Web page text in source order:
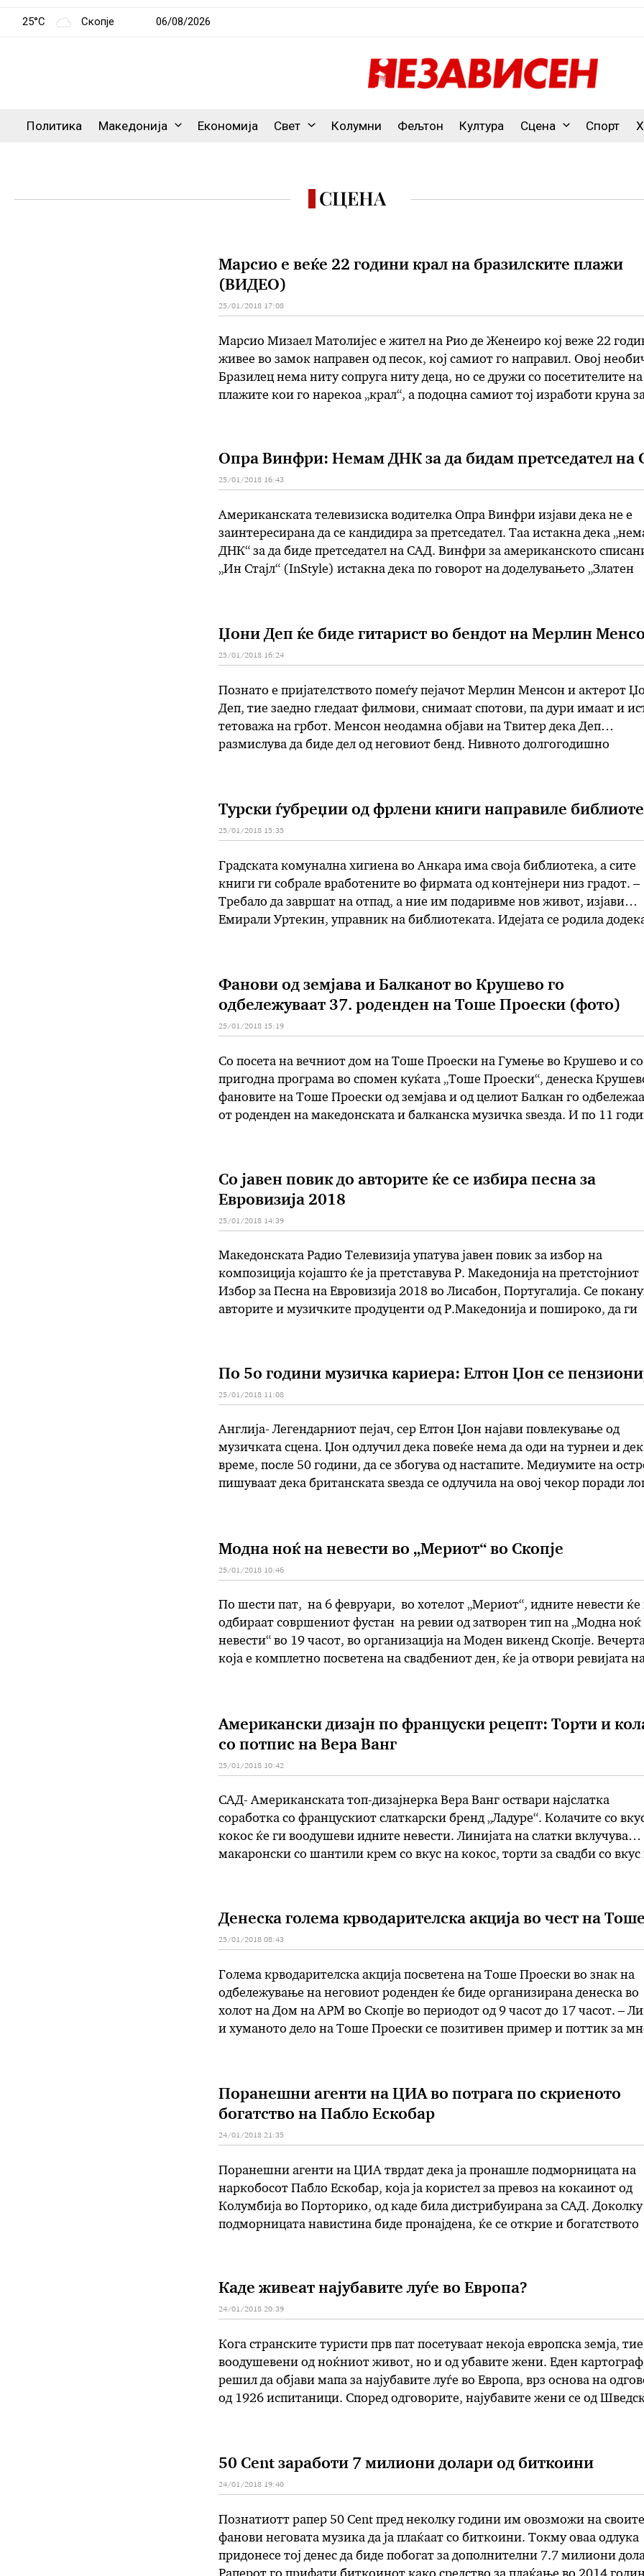
25°C Скопје 06/08/2026
Политика Македонија Економија Свет Колумни Фељтон Култура Сцена Спорт
СЦЕНА
Марсио е веќе 22 години крал на бразилските плажи
(ВИДЕО)
25/01/2018 17:08
Марсио Мизаел Матолијес е жител на Рио де Женеиро кој веже 22
живее во замок направен од песок, кој самиот го направил. Овој
Бразилец нема ниту сопруга ниту деца, но се дружи со посетителите на
плажите кои го нарекоа „крал“, а подоцна самиот тој изработи круна
Опра Винфри: Немам ДНК за да бидам претседател на
25/01/2018 16:43
Американската телевизиска водителка Опра Винфри изјави дека не е
заинтересирана да се кандидира за претседател. Таа истакна дека
ДНК“ за да биде претседател на САД. Винфри за американското
„Ин Стајл“ (InStyle) истакна дека по говорот на доделувањето „Златен
Џони Деп ќе биде гитарист во бендот на Мерлин
25/01/2018 16:24
Познато е пријателството помеѓу пејачот Мерлин Менсон и актерот
Деп, тие заедно гледаат филмови, снимаат спотови, па дури имаат и
тетоважа на грбот. Менсон неодамна објави на Твитер дека Деп
размислува да биде дел од неговиот бенд. Нивното долгогодишно
Турски ѓубреџии од фрлени книги направиле
25/01/2018 15:35
Градската комунална хигиена во Анкара има своја библиотека, а сите
книги ги собрале вработените во фирмата од контејнери низ градот. –
Требало да завршат на отпад, а ние им подаривме нов живот, изјави
Емирали Уртекин, управник на библиотеката. Идејата се родила
Фанови од земјава и Балканот во Крушево го
одбележуваат 37. роденден на Тоше Проески (фото)
25/01/2018 15:19
Со посета на вечниот дом на Тоше Проески на Гумење во Крушево и со
пригодна програма во спомен куќата „Тоше Проески“, денеска
фановите на Тоше Проески од земјава и од целиот Балкан го
от роденден на македонската и балканска музичка ѕвезда. И по 11
Со јавен повик до авторите ќе се избира песна за
Евровизија 2018
25/01/2018 14:39
Македонската Радио Телевизија упатува јавен повик за избор на
композиција којашто ќе ја претставува Р. Македонија на претстојниот
Избор за Песна на Евровизија 2018 во Лисабон, Португалија. Се
авторите и музичките продуценти од Р.Македонија и пошироко, да ги
По 5о години музичка кариера: Елтон Џон се
25/01/2018 11:08
Англија- Легендарниот пејач, сер Елтон Џон најави повлекување од
музичката сцена. Џон одлучил дека повеќе нема да оди на турнеи и
време, после 50 години, да се збогува од настапите. Медиумите на
пишуваат дека британската ѕвезда се одлучила на овој чекор поради
Модна ноќ на невести во „Мериот“ во Скопје
25/01/2018 10:46
По шести пат, на 6 февруари, во хотелот „Мериот“, идните невести ќе
одбираат совршениот фустан на ревии од затворен тип на „Модна ноќ
невести“ во 19 часот, во организација на Моден викенд Скопје.
која е комплетно посветена на свадбениот ден, ќе ја отвори ревијата
Американски дизајн по француски рецепт: Торти и
со потпис на Вера Ванг
25/01/2018 10:42
САД- Американската топ-дизајнерка Вера Ванг оствари најслатка
соработка со францускиот слаткарски бренд „Ладуре“. Колачите со
кокос ќе ги воодушеви идните невести. Линијата на слатки вклучува
макаронски со шантили крем со вкус на кокос, торти за свадби со вкус
Денеска голема крводарителска акција во чест на Тоше
25/01/2018 08:43
Голема крводарителска акција посветена на Тоше Проески во знак на
одбележување на неговиот роденден ќе биде организирана денеска во
холот на Дом на АРМ во Скопје во периодот од 9 часот до 17 часот. –
и хуманото дело на Тоше Проески се позитивен пример и поттик за
Поранешни агенти на ЦИА во потрага по скриеното
богатство на Пабло Ескобар
24/01/2018 21:35
Поранешни агенти на ЦИА тврдат дека ја пронашле подморницата на
наркобосот Пабло Ескобар, која ја користел за превоз на кокаинот од
Колумбија во Порторико, од каде била дистрибуирана за САД. Доколку
подморницата навистина биде пронајдена, ќе се открие и богатството
Каде живеат најубавите луѓе во Европа?
24/01/2018 20:39
Кога странските туристи прв пат посетуваат некоја европска земја, тие
воодушевени од ноќниот живот, но и од убавите жени. Еден картограф
решил да објави мапа за најубавите луѓе во Европа, врз основа на
од 1926 испитаници. Според одговорите, најубавите жени се од
50 Cent заработи 7 милиони долари од биткоини
24/01/2018 19:40
Познатиотт рапер 50 Cent пред неколку години им овозможи на своите
фанови неговата музика да ја плаќаат со биткоини. Токму оваа одлука
придонесе тој денес да биде побогат за дополнителни 7.7 милиони